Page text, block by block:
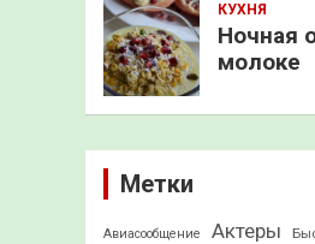
КУХНЯ
Ночная
молоке
Метки
Авиасообщение Актеры